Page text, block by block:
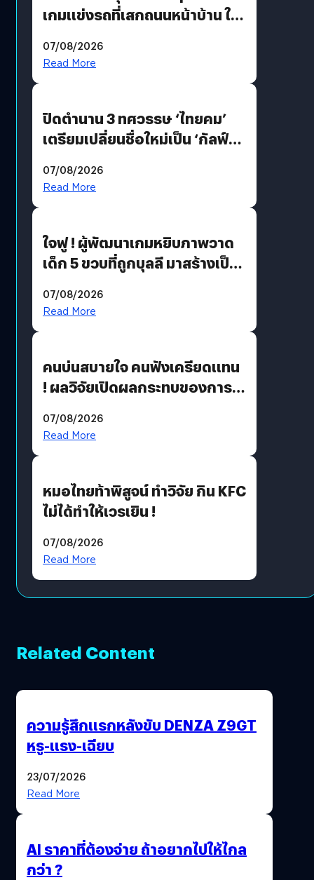
เกมแข่งรถที่เสกถนนหน้าบ้าน ให้
07/08/2026
Read More
ปิดตำนาน 3 ทศวรรษ ‘ไทยคม’
เตรียมเปลี่ยนชื่อใหม่เป็น ‘กัลฟ์
อวกาศเต็มสูบ
07/08/2026
Read More
ใจฟู ! ผู้พัฒนาเกมหยิบภาพวาด
เด็ก 5 ขวบที่ถูกบุลลี มาสร้างเป็น
07/08/2026
Read More
คนบ่นสบายใจ คนฟังเครียดแทน
! ผลวิจัยเปิดผลกระทบของการ
07/08/2026
Read More
หมอไทยท้าพิสูจน์ ทำวิจัย กิน KFC
ไม่ได้ทำให้เวรเยิน !
07/08/2026
Read More
Related Content
ความรู้สึกแรกหลังขับ DENZA Z9GT
หรู-แรง-เฉียบ
23/07/2026
Read More
AI ราคาที่ต้องจ่าย ถ้าอยากไปให้ไกล
กว่า ?